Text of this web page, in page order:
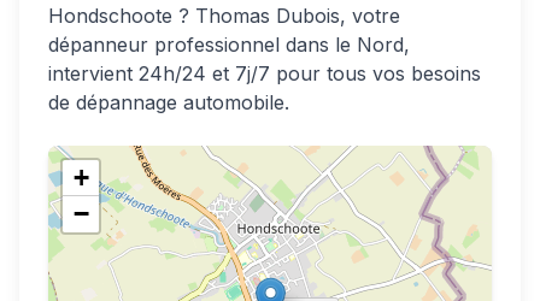
Hondschoote ? Thomas Dubois, votre
dépanneur professionnel dans le Nord,
intervient 24h/24 et 7j/7 pour tous vos besoins
de dépannage automobile.
+
−